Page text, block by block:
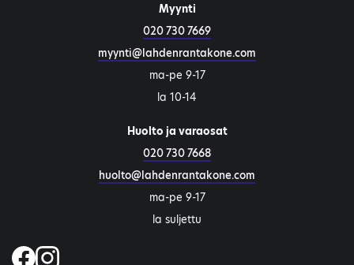
Myynti
020 730 7669
myynti@lahdenrantakone.com
ma-pe 9-17
la 10-14
Huolto ja varaosat
020 730 7668
huolto@lahdenrantakone.com
ma-pe 9-17
la suljettu